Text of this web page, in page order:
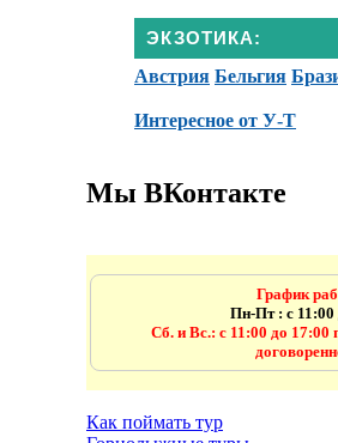
ЭКЗОТИКА:
Австрия Бельгия
Интересное от У-Т
Мы ВКонтакте
График
Пн-Пт : с 11:00
Сб. и Вс.: с 11:00 до 17:00
Как поймать тур